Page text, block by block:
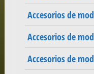
Accesorios de
Accesorios de
Accesorios de